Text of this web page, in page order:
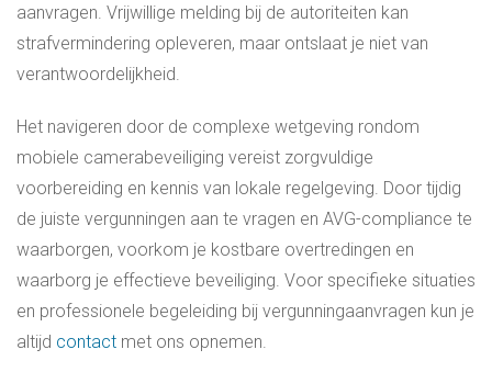
aanvragen. Vrijwillige melding bij de autoriteiten kan
strafvermindering opleveren, maar ontslaat je niet van
verantwoordelijkheid.
Het navigeren door de complexe wetgeving rondom
mobiele camerabeveiliging vereist zorgvuldige
voorbereiding en kennis van lokale regelgeving. Door tijdig
de juiste vergunningen aan te vragen en AVG-compliance te
waarborgen, voorkom je kostbare overtredingen en
waarborg je effectieve beveiliging. Voor specifieke situaties
en professionele begeleiding bij vergunningaanvragen kun je
altijd contact met ons opnemen.